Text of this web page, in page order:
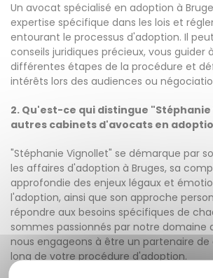
Un avocat spécialisé en adoption à
expertise spécifique dans les lois et
entourant le processus d'adoption. Il
conseils juridiques précieux, vous guider
différentes étapes de la procédure et
intérêts lors des audiences ou
2. Qu'est-ce qui distingue
autres cabinets d'avocats en
"Stéphanie Vignollet" se démarque par
les affaires d'adoption à Bruges, sa
approfondie des enjeux légaux et
l'adoption, ainsi que son approche
répondre aux besoins spécifiques de
sommes passionnés par notre domaine
nous engageons à être un partenaire
long de votre procédure d'adoption.